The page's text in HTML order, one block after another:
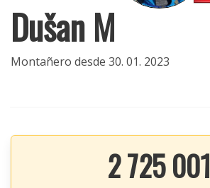
Dušan M
Montañero desde 30. 01. 2023
2 725 001